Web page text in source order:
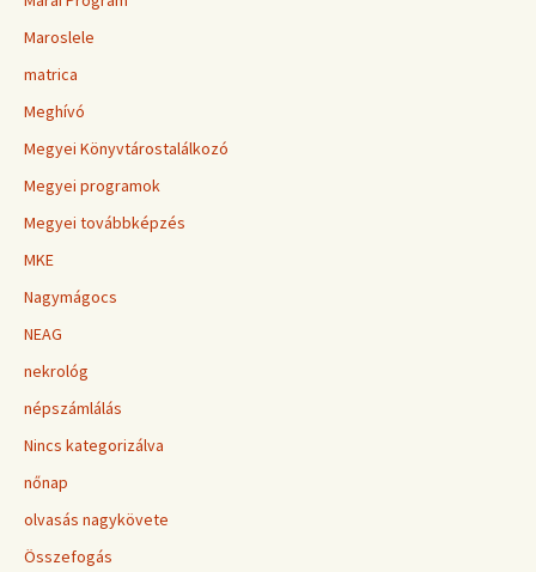
Maroslele
matrica
Meghívó
Megyei Könyvtárostalálkozó
Megyei programok
Megyei továbbképzés
MKE
Nagymágocs
NEAG
nekrológ
népszámlálás
Nincs kategorizálva
nőnap
olvasás nagykövete
Összefogás